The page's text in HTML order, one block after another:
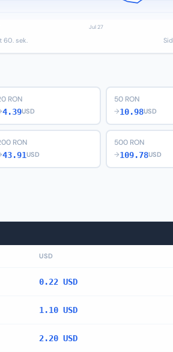
60. sek.
RON
4.39USD
50 RON
→10.98USD
RON
43.91USD
500 RON
→109.78USD
USD
0.22 USD
1.10 USD
2.20 USD